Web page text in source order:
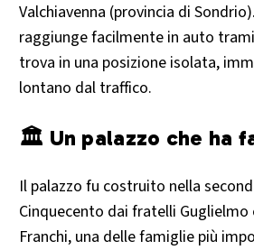
Valchiavenna (provincia di
raggiunge facilmente in auto
trova in una posizione isolata,
lontano dal traffico.
🏛️ Un palazzo che ha
Il palazzo fu costruito nella
Cinquecento dai fratelli
Franchi, una delle famiglie più